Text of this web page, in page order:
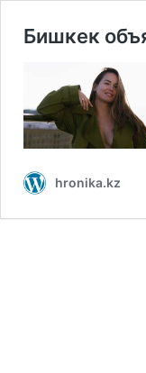
Бишкек
hronika.kz